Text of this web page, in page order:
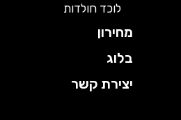
לוכד חולדות
מחירון
בלוג
יצירת קשר